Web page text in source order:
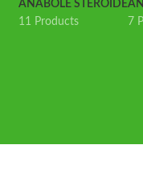
ANABOLE STEROIDE
11 Products
7